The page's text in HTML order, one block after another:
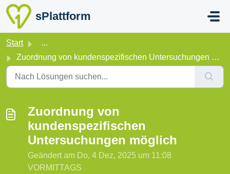
Zum hauptsächlichen Inhalt gehen
sPlattform
Start
...
Zuordnung von kundenspezifischen Untersuchungen möglich
Zuordnung von
kundenspezifischen
Untersuchungen möglich
Geändert am Do, 4 Dez, 2025 um 11:08
VORMITTAGS